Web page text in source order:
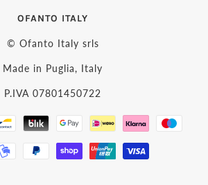
OFANTO ITALY
© Ofanto Italy srls
Made in Puglia, Italy
P.IVA 07801450722